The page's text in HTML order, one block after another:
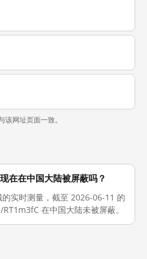
网址页面一致。
在中国大陆被屏蔽吗？
实时测量，截至 2026-06-11 的
在中国大陆未被屏蔽。